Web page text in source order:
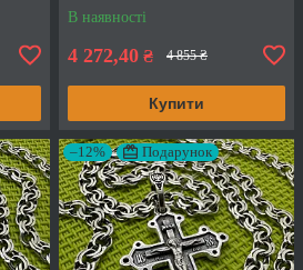
В наявності
4 272,40 ₴ 4 855 ₴
Купити
–12% Подарунок